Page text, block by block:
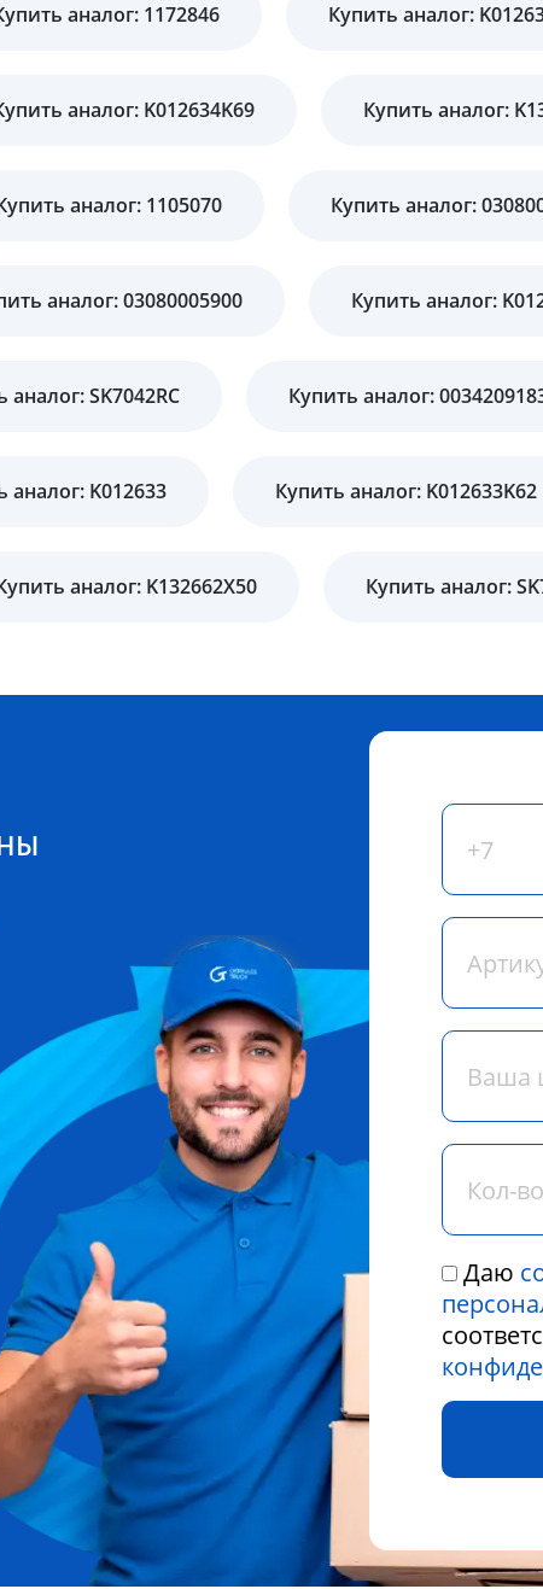
аналог: 1172846 Купить аналог:
аналог: K012634K69 Купить аналог:
аналог: 1105070 Купить аналог:
аналог: 03080005900 Купить аналог:
аналог: SK7042RC Купить аналог:
аналог: K012633 Купить аналог: K012633K62
аналог: K132662X50 Купить аналог:
Даю